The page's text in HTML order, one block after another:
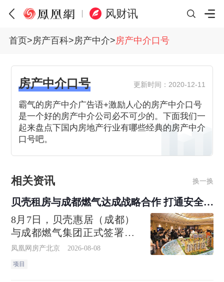
风财讯
首页>房产百科>房产中介>房产中介口号
房产中介口号 更新时间：2020-12-11
霸气的房产中介广告语+激励人心的房产中介口号
是一个好的房产中介公司必不可少的。下面我们一
起来盘点下国内房地产行业有哪些经典的房产中介
口号吧。
相关资讯 换一换
贝壳租房与成都燃气达成战略合作 打通安全巡
检“最后一米”
8月7日，贝壳惠居（成都）
与成都燃气集团正式签署全
面战略合作协议。作为四川
凤凰网房产北京 2026-08-08
项目